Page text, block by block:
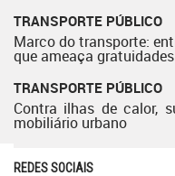
TRANSPORTE PÚBLICO
Marco do transporte:
que ameaça gratuidades
TRANSPORTE PÚBLICO
Contra ilhas de calor,
mobiliário urbano
REDES SOCIAIS